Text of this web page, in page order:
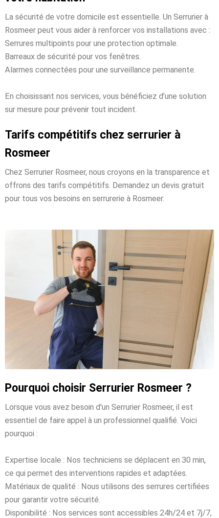
La sécurité de votre domicile est essentielle. Un Serrurier à
Rosmeer peut vous aider à renforcer vos installations avec :
Serrures multipoints pour une protection optimale.
Barreaux de sécurité pour vos fenêtres.
Alarmes connectées pour une surveillance permanente.
En choisissant nos services, vous bénéficiez d’une solution
sur mesure pour prévenir tout incident.
Tarifs compétitifs chez serrurier à
Rosmeer
Chez Serrurier Rosmeer, nous croyons en la transparence et
offrons des tarifs compétitifs. Demandez un devis gratuit
pour tous vos besoins en serrurerie à Rosmeer.
Pourquoi choisir Serrurier Rosmeer ?
Lorsque vous avez besoin d'un Serrurier Rosmeer, il est
essentiel de faire appel à un professionnel qualifié. Voici
pourquoi :
Expertise locale : Nos techniciens se déplacent en 30 min,
ce qui permet des interventions rapides et adaptées.
Matériaux de qualité : Nous utilisons des serrures certifiées
pour garantir votre sécurité.
Disponibilité : Nos services sont accessibles 24h/24 et 7j/7,